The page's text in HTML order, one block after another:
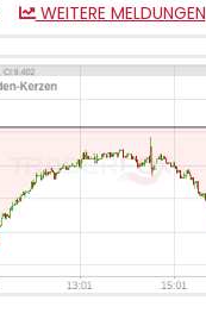
WEITERE MELDUNGEN